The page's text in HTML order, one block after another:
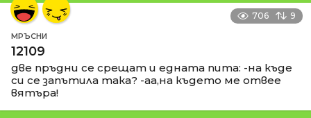
706 9
МРЪСНИ
12109
две пръдни се срещат и едната пита: -на къде
си се запътила така? -аа,на където ме отвее
вятъра!